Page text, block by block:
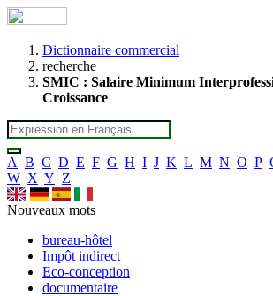
Dictionnaire commercial
recherche
SMIC : Salaire Minimum
Croissance
A B C D E F G H I J K L M N O P
W X Y Z
Nouveaux mots
bureau-hôtel
Impôt indirect
Eco-conception
documentaire